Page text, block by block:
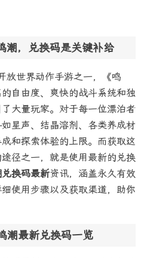
潮，兑换码是关键补给
放世界动作手游之一，《鸣
自由度、爽快的战斗系统和独
大量玩家。对于每一位漂泊者
星声、结晶溶剂、各类养成材
和探索体验的上限。而获取这
径之一，就是使用最新的兑换
兑换码最新资讯，涵盖永久有效
使用步骤以及获取渠道，助你
潮最新兑换码一览